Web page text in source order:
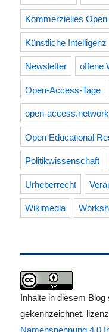
Kommerzielles
Künstliche Intelligenz
Newsletter offene
Open-Access-Tage
open-access.network
Open Educational
Politikwissenschaft
Urheberrecht
Wikimedia
Inhalte in diesem
gekennzeichnet,